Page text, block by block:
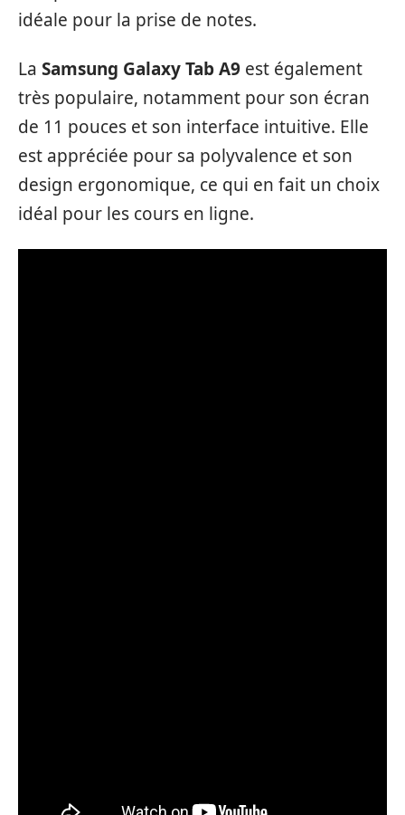
idéale pour la prise de notes.
La Samsung Galaxy Tab A9 est également
très populaire, notamment pour son écran
de 11 pouces et son interface intuitive. Elle
est appréciée pour sa polyvalence et son
design ergonomique, ce qui en fait un choix
idéal pour les cours en ligne.